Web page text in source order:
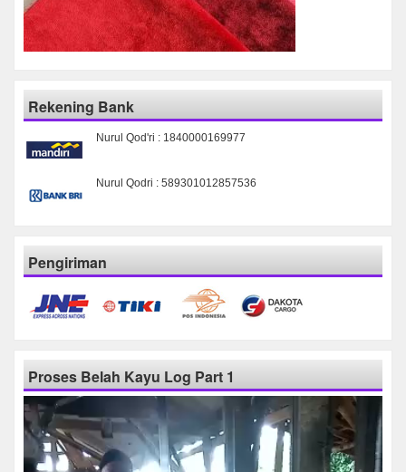
Rekening Bank
Nurul Qod'ri : 1840000169977
Nurul Qodri : 589301012857536
Pengiriman
Proses Belah Kayu Log Part 1
Pemutar
Video